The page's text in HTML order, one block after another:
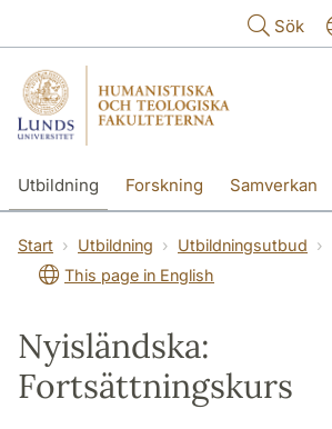
Sök
Utbildning Forskning Samverkan
Start Utbildning Utbildningsutbud
This page in English
Nyisländska:
Fortsättningskurs